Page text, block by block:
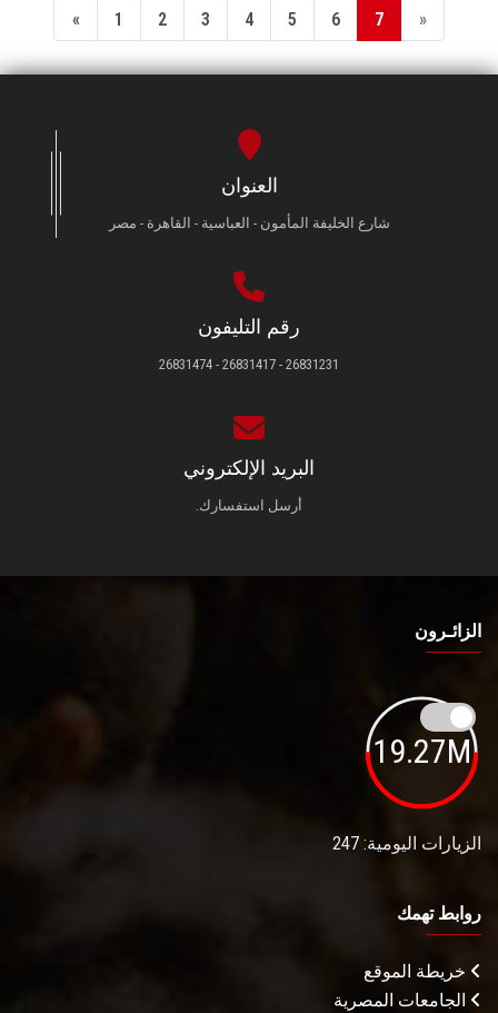
« 1 2 3 4 5 6 7 »
العنوان
شارع الخليفة المأمون - العباسية - القاهرة - مصر
رقم التليفون
26831231 - 26831417 - 26831474
البريد الإلكتروني
أرسل استفسارك.
الزائـرون
19.27M
الزيارات اليومية: 247
روابط تهمك
خريطة الموقع
الجامعات المصرية